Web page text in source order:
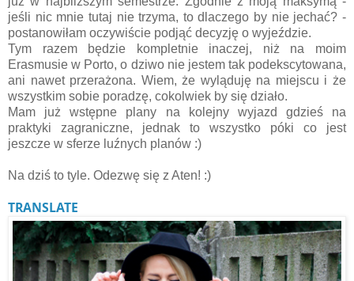
jeśli nic mnie tutaj nie trzyma, to dlaczego by nie jechać? -
postanowiłam oczywiście podjąć decyzję o wyjeździe.
Tym razem będzie kompletnie inaczej, niż na moim
Erasmusie w Porto, o dziwo nie jestem tak podekscytowana,
ani nawet przerażona. Wiem, że wyląduję na miejscu i że
wszystkim sobie poradzę, cokolwiek by się działo.
Mam już wstępne plany na kolejny wyjazd gdzieś na
praktyki zagraniczne, jednak to wszystko póki co jest
jeszcze w sferze luźnych planów :)
Na dziś to tyle. Odezwę się z Aten! :)
TRANSLATE